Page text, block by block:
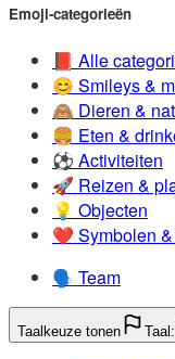
Emoji-categorieën
📕️ Alle
😊️ Smileys &
🙈️ Dieren &
🍔️ Eten &
⚽️ Activiteiten
🚀️ Reizen &
💡️ Objecten
❤️ Symbolen
🗣️ Team
Taalkeuze tonen Taal: